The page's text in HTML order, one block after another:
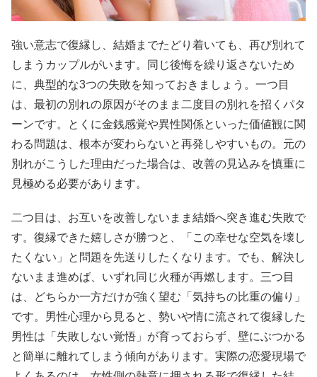
強い意志で復縁し、結婚までたどり着いても、再び別れて
しまうカップルがいます。同じ後悔を繰り返さないため
に、典型的な3つの失敗を知っておきましょう。一つ目
は、最初の別れの原因がそのまま二度目の別れを招くパタ
ーンです。とくに金銭感覚や異性関係といった価値観に関
わる問題は、根本が変わらないと再発しやすいもの。元の
別れがこうした理由だった場合は、改善の見込みを慎重に
見極める必要があります。
二つ目は、お互いを改善しないまま結婚へ突き進む失敗で
す。復縁できた嬉しさが勝つと、「この幸せな空気を壊し
たくない」と問題を先送りしたくなります。でも、解決し
ないまま進めば、いずれ同じ火種が再燃します。三つ目
は、どちらか一方だけが強く望む「気持ちの比重の偏り」
です。男性心理から見ると、勢いや情に流されて復縁した
男性は「失敗しない覚悟」が育っておらず、壁にぶつかる
と簡単に離れてしまう傾向があります。実際の恋愛現場で